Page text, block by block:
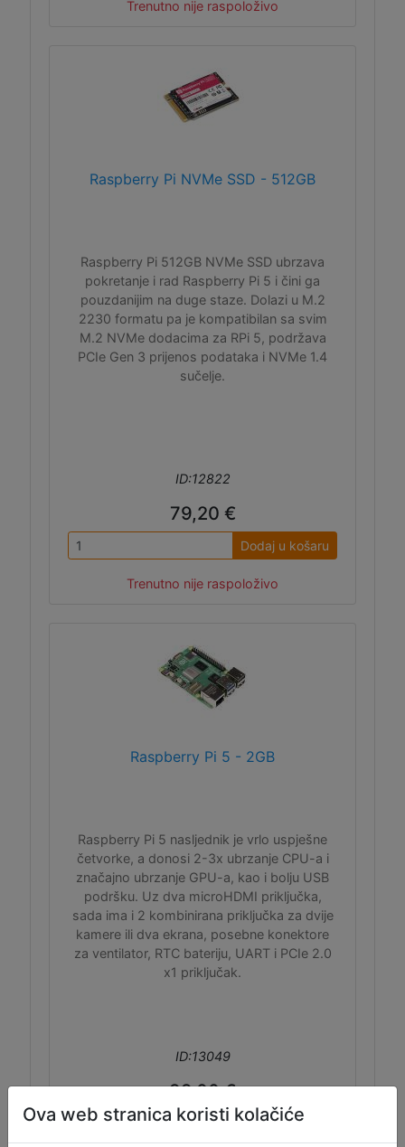
Trenutno nije raspoloživo
Raspberry Pi NVMe SSD - 512GB
Raspberry Pi 512GB NVMe SSD ubrzava
pokretanje i rad Raspberry Pi 5 i čini ga
pouzdanijim na duge staze. Dolazi u M.2
2230 formatu pa je kompatibilan sa svim
M.2 NVMe dodacima za RPi 5, podržava
PCIe Gen 3 prijenos podataka i NVMe 1.4
sučelje.
ID:12822
79,20 €
Dodaj u košaru
Trenutno nije raspoloživo
Raspberry Pi 5 - 2GB
Raspberry Pi 5 nasljednik je vrlo uspješne
četvorke, a donosi 2-3x ubrzanje CPU-a i
značajno ubrzanje GPU-a, kao i bolju USB
podršku. Uz dva microHDMI priključka,
sada ima i 2 kombinirana priključka za dvije
kamere ili dva ekrana, posebne konektore
za ventilator, RTC bateriju, UART i PCIe 2.0
x1 priključak.
ID:13049
99,00 €
Dodaj u košaru
Ova web stranica koristi kolačiće